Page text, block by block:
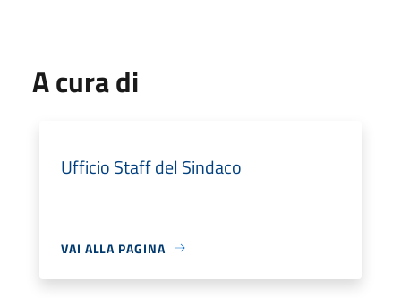
A cura di
Ufficio Staff del Sindaco
VAI ALLA PAGINA